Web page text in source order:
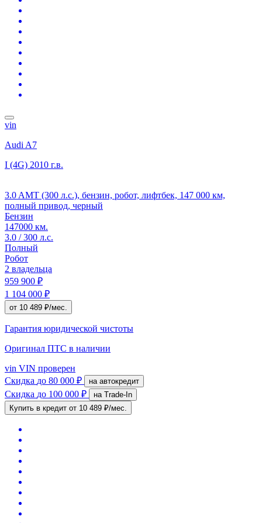
vin
Audi A7
I (4G) 2010 г.в.
3.0 AMT (300 л.с.), бензин, робот, лифтбек, 147 000 км,
полный привод, черный
Бензин
147000 км.
3.0 / 300 л.с.
Полный
Робот
2 владельца
959 900 ₽
1 104 000 ₽
от 10 489 ₽/мес.
Гарантия юридической чистоты
Оригинал ПТС в наличии
vin VIN проверен
Скидка до 80 000 ₽ на автокредит
Скидка до 100 000 ₽
на Trade-In
Купить в кредит от 10 489 ₽/мес.